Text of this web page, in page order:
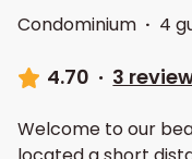
Condominium · 4
4.70 · 3
Welcome to our